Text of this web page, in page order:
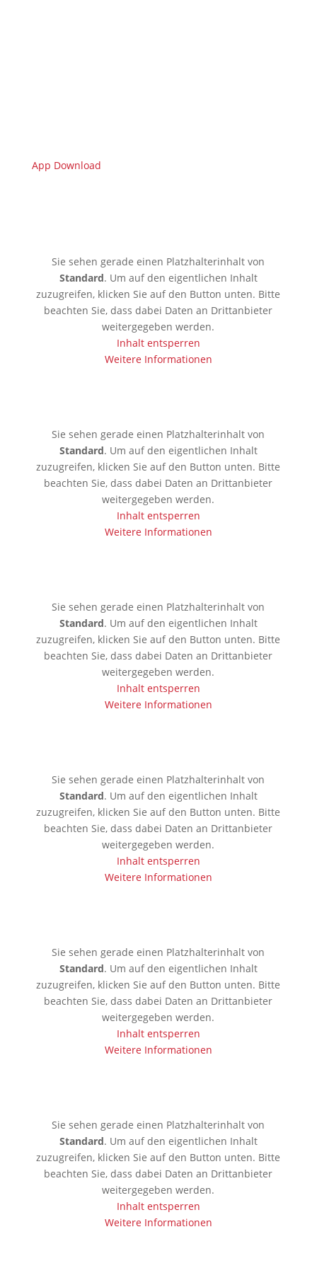
App Download
Sie sehen gerade einen Platzhalterinhalt von
Standard. Um auf den eigentlichen Inhalt
zuzugreifen, klicken Sie auf den Button unten. Bitte
beachten Sie, dass dabei Daten an Drittanbieter
weitergegeben werden.
Inhalt entsperren
Weitere Informationen
Sie sehen gerade einen Platzhalterinhalt von
Standard. Um auf den eigentlichen Inhalt
zuzugreifen, klicken Sie auf den Button unten. Bitte
beachten Sie, dass dabei Daten an Drittanbieter
weitergegeben werden.
Inhalt entsperren
Weitere Informationen
Sie sehen gerade einen Platzhalterinhalt von
Standard. Um auf den eigentlichen Inhalt
zuzugreifen, klicken Sie auf den Button unten. Bitte
beachten Sie, dass dabei Daten an Drittanbieter
weitergegeben werden.
Inhalt entsperren
Weitere Informationen
Sie sehen gerade einen Platzhalterinhalt von
Standard. Um auf den eigentlichen Inhalt
zuzugreifen, klicken Sie auf den Button unten. Bitte
beachten Sie, dass dabei Daten an Drittanbieter
weitergegeben werden.
Inhalt entsperren
Weitere Informationen
Sie sehen gerade einen Platzhalterinhalt von
Standard. Um auf den eigentlichen Inhalt
zuzugreifen, klicken Sie auf den Button unten. Bitte
beachten Sie, dass dabei Daten an Drittanbieter
weitergegeben werden.
Inhalt entsperren
Weitere Informationen
Sie sehen gerade einen Platzhalterinhalt von
Standard. Um auf den eigentlichen Inhalt
zuzugreifen, klicken Sie auf den Button unten. Bitte
beachten Sie, dass dabei Daten an Drittanbieter
weitergegeben werden.
Inhalt entsperren
Weitere Informationen